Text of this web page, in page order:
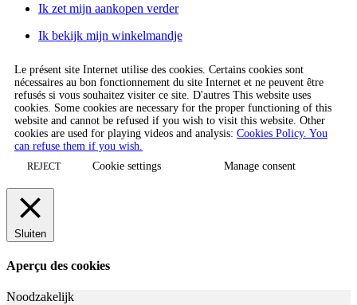
Ik zet mijn aankopen verder
Ik bekijk mijn winkelmandje
Le présent site Internet utilise des cookies. Certains cookies sont
nécessaires au bon fonctionnement du site Internet et ne peuvent être
refusés si vous souhaitez visiter ce site. D'autres This website uses
cookies. Some cookies are necessary for the proper functioning of this
website and cannot be refused if you wish to visit this website. Other
cookies are used for playing videos and analysis: Cookies Policy. You
can refuse them if you wish.
REJECT Cookie settings Manage consent
Sluiten
Aperçu des cookies
Noodzakelijk